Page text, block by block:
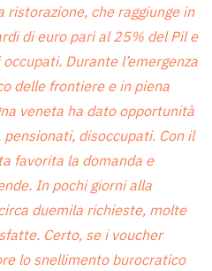
ristorazione, che raggiunge in
di euro pari al 25% del Pil e
Durante l’emergenza
delle frontiere e in piena
veneta ha dato opportunità
disoccupati. Con il
favorita la domanda e
In pochi giorni alla
duemila richieste, molte
Certo, se i voucher
lo snellimento burocratico